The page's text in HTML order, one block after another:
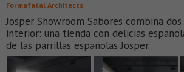
Formafatal Architects
Josper Showroom Sabores combina
interior: una tienda con delicias
de las parrillas españolas Josper.